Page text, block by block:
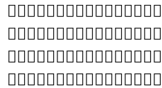
𞶤
𞶥
𞶦
𞶧
𞶨
𞶩
𞶪
𞶫
𞶬
𞶭
𞶮
𞶯
𞶰
𞶱
𞶲
𞶳
𞷂
𞷃
𞷄
𞷅
𞷆
𞷇
𞷈
𞷉
𞷊
𞷋
𞷌
𞷍
𞷎
𞷏
𞷐
𞷑
𞷠
𞷡
𞷢
𞷣
𞷤
𞷥
𞷦
𞷧
𞷨
𞷩
𞷪
𞷫
𞷬
𞷭
𞷮
𞷯
𞷰
𞷱
𞷲
𞷳
𞷴
𞷵
𞷶
𞷷
𞷸
𞷹
𞷺
𞷻
𞷼
𞷽
𞷾
𞷿